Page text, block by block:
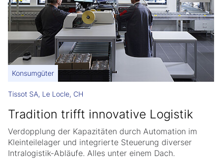
Konsumgüter
Tissot SA, Le Locle, CH
Tradition trifft innovative Logistik
Verdopplung der Kapazitäten durch Automation im
Kleinteilelager und integrierte Steuerung diverser
Intralogistik-Abläufe. Alles unter einem Dach.